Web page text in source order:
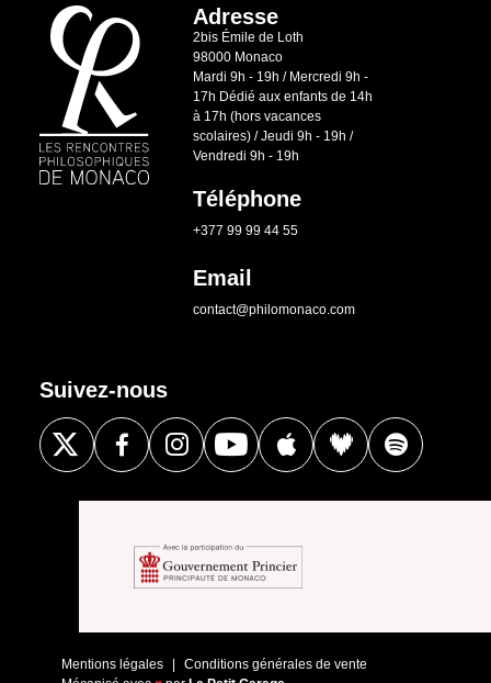
Adresse
2bis Émile de Loth
98000 Monaco
Mardi 9h - 19h / Mercredi 9h -
17h Dédié aux enfants de 14h
à 17h (hors vacances
scolaires) / Jeudi 9h - 19h /
Vendredi 9h - 19h
Téléphone
+377 99 99 44 55
Email
contact@philomonaco.com
Suivez-nous
Mentions légales
Conditions générales de vente